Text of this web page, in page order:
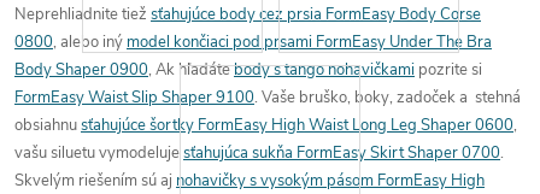
Neprehliadnite tiež sťahujúce body cez prsia FormEasy Body Corse
0800, alebo iný model končiaci pod prsami FormEasy Under The Bra
Body Shaper 0900, Ak hľadátebody s tango nohavičkami pozrite si
FormEasy Waist Slip Shaper 9100. Vaše bruško, boky, zadoček a stehná
obsiahnusťahujúce šortky FormEasy High Waist Long Leg Shaper 0600,
vašu siluetu vymodelujesťahujúca sukňa FormEasy Skirt Shaper 0700.
Skvelým riešením sú aj nohavičky s vysokým pásom FormEasy High